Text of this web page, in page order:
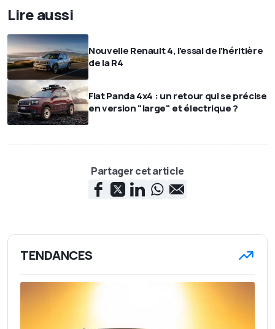
Lire aussi
Nouvelle Renault 4, l'essai de l'héritière
de la R4
Fiat Panda 4x4 : un retour qui se précise
en version "large" et électrique ?
Partager cet article
TENDANCES